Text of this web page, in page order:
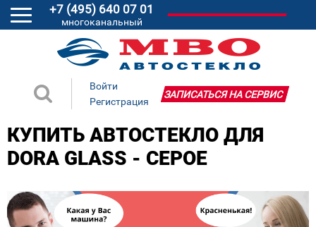
+7 (495) 640 07 01
многоканальный
Войти
Регистрация
ЗАПИСАТЬСЯ НА СЕРВИС
КУПИТЬ АВТОСТЕКЛО ДЛЯ
DORA GLASS - СЕРОЕ